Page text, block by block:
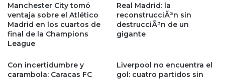
Manchester City tomó
ventaja sobre el Atlético
Madrid en los cuartos de
final de la Champions
League
Real Madrid: la
reconstrucciÃ³n sin
destrucciÃ³n de un
gigante
Con incertidumbre y
carambola: Caracas FC
Liverpool no encuentra el
gol: cuatro partidos sin